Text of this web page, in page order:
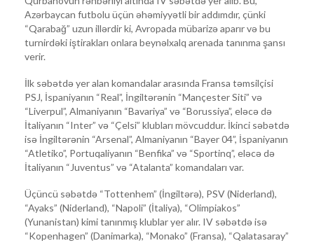
Azərbaycan futbolu üçün əhəmiyyətli bir addımdır, çünki
“Qarabağ” uzun illərdir ki, Avropada mübarizə aparır və bu
turnirdəki iştirakları onlara beynəlxalq arenada tanınma şansı
verir.
İlk səbətdə yer alan komandalar arasında Fransa təmsilçisi
PSJ, İspaniyanın “Real”, İngiltərənin “Mançester Siti” və
“Liverpul”, Almaniyanın “Bavariya” və “Borussiya”, eləcə də
İtaliyanın “Inter” və “Çelsi” klubları mövcuddur. İkinci səbətdə
isə İngiltərənin “Arsenal”, Almaniyanın “Bayer 04”, İspaniyanın
“Atletiko”, Portuqaliyanın “Benfika” və “Sportinq”, eləcə də
İtaliyanın “Juventus” və “Atalanta” komandaları var.
Üçüncü səbətdə “Tottenhem” (İngiltərə), PSV (Niderland),
“Ayaks” (Niderland), “Napoli” (İtaliya), “Olimpiakos”
(Yunanistan) kimi tanınmış klublar yer alır. IV səbətdə isə
“Kopenhagen” (Danimarka), “Monako” (Fransa), “Qalatasaray”